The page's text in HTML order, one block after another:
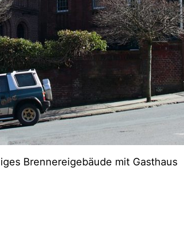
Brennereigebäude mit Gasthaus